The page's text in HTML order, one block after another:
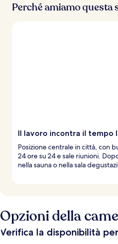
Perché amiamo
Il lavoro incontra il tempo
Posizione centrale in città, con
24 ore su 24 e sale riunioni.
nella sauna o nella sala
Opzioni della
Verifica la disponibilità